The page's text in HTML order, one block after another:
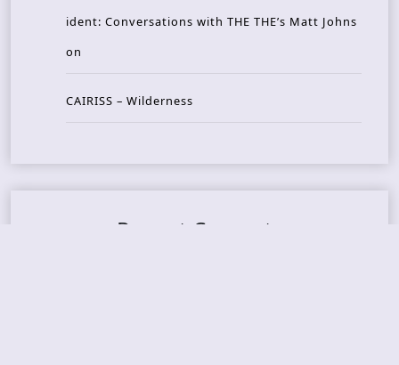
ident: Conversations with THE THE’s Matt Johns
on
CAIRISS – Wilderness
Recent Concerts